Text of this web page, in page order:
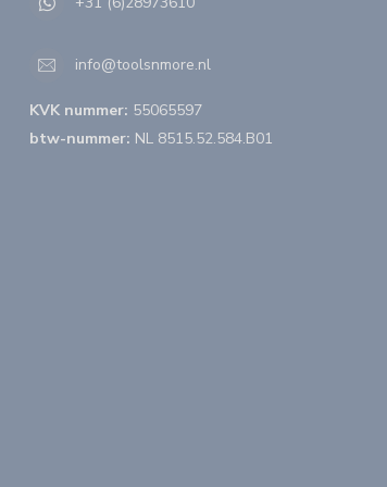
info@toolsnmore.nl
KVK nummer: 55065597
btw-nummer: NL 8515.52.584.B01